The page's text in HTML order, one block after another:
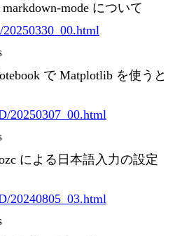
mode について
で Matplotlib を使うと
20250307_00.html
による日本語入力の設定
20240805_03.html